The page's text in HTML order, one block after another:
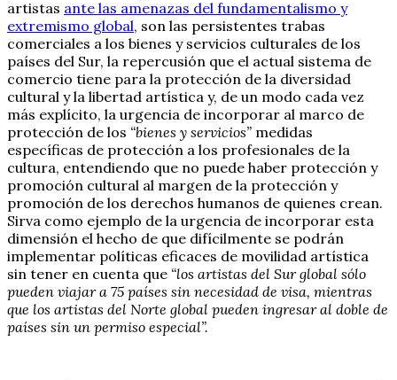
artistas ante las amenazas del fundamentalismo y
extremismo global, son las persistentes trabas
comerciales a los bienes y servicios culturales de los
países del Sur, la repercusión que el actual sistema de
comercio tiene para la protección de la diversidad
cultural y la libertad artística y, de un modo cada vez
más explícito, la urgencia de incorporar al marco de
protección de los “bienes y servicios” medidas
específicas de protección a los profesionales de la
cultura, entendiendo que no puede haber protección y
promoción cultural al margen de la protección y
promoción de los derechos humanos de quienes crean.
Sirva como ejemplo de la urgencia de incorporar esta
dimensión el hecho de que difícilmente se podrán
implementar políticas eficaces de movilidad artística
sin tener en cuenta que “los artistas del Sur global sólo
pueden viajar a 75 países sin necesidad de visa, mientras
que los artistas del Norte global pueden ingresar al doble de
países sin un permiso especial”.